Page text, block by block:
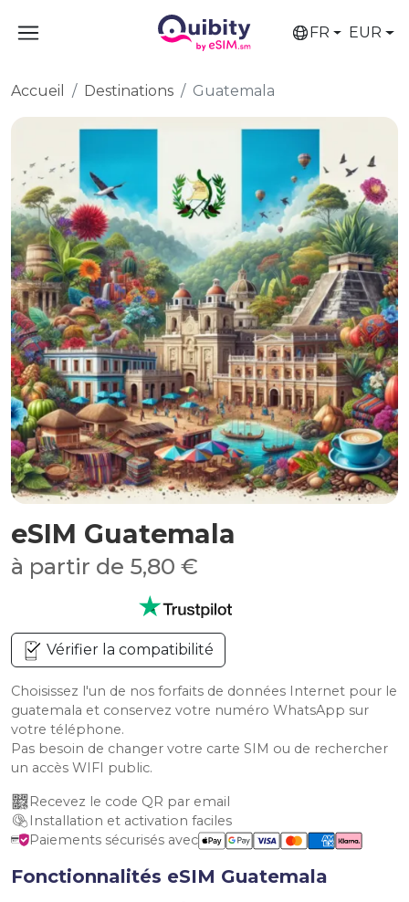
FR EUR
Accueil Destinations Guatemala
eSIM Guatemala
à partir de 5,80 €
Vérifier la compatibilité
Choisissez l'un de nos forfaits de données Internet pour le
guatemala et conservez votre numéro WhatsApp sur
votre téléphone.
Pas besoin de changer votre carte SIM ou de rechercher
un accès WIFI public.
Recevez le code QR par email
Installation et activation faciles
Paiements sécurisés avec
Fonctionnalités eSIM Guatemala